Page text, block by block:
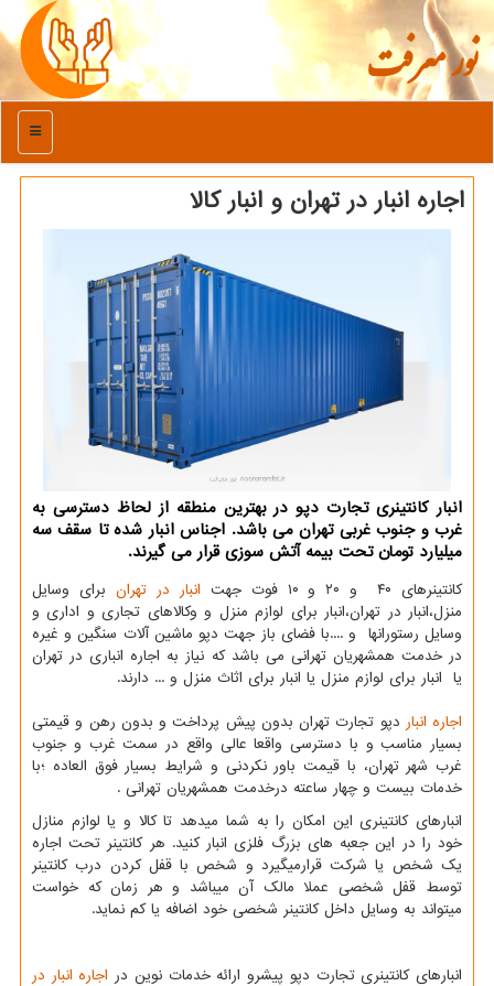
نور معرفت
منو
اجاره انبار در تهران و انبار كالا
انبار كانتینری تجارت دپو در بهترین منطقه از لحاظ دسترسی به
غرب و جنوب غربی تهران می باشد. اجناس انبار شده تا سقف سه
میلیارد تومان تحت بیمه آتش سوزی قرار می گیرند.
کانتینرهای ۴۰ و ۲۰ و ۱۰ فوت جهت انبار در تهران برای وسایل
منزل،انبار در تهران،انبار برای لوازم منزل و وکالاهای تجاری و اداری و
وسایل رستورانها و ....با فضای باز جهت دپو ماشین آلات سنگین و غیره
در خدمت همشهریان تهرانی می باشد که نیاز به اجاره انباری در تهران
یا انبار برای لوازم منزل یا انبار برای اثاث منزل و ... دارند.
اجاره انبار دپو تجارت تهران بدون پیش پرداخت و بدون رهن و قیمتی
بسیار مناسب و با دسترسی واقعا عالی واقع در سمت غرب و جنوب
غرب شهر تهران، با قیمت باور نکردنی و شرایط بسیار فوق العاده ؛با
خدمات بیست و چهار ساعته درخدمت همشهریان تهرانی .
انبارهای کانتینری این امکان را به شما میدهد تا کالا و یا لوازم منازل
خود را در این جعبه های بزرگ فلزی انبار کنید. هر کانتینر تحت اجاره
یک شخص یا شرکت قرارمیگیرد و شخص با قفل کردن درب کانتینر
توسط قفل شخصی عملا مالک آن میباشد و هر زمان که خواست
میتواند به وسایل داخل کانتینر شخصی خود اضافه یا کم نماید.
انبارهای کانتینری تجارت دپو پیشرو ارائه خدمات نوین در اجاره انبار در